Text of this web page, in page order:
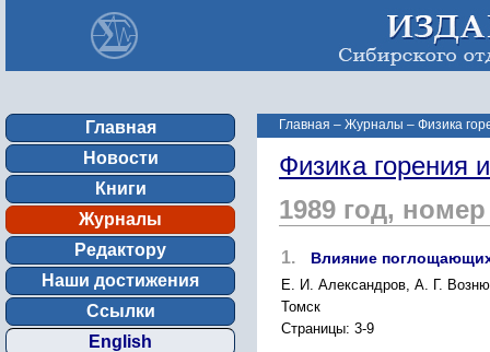
Главная
Новости
Книги
Журналы
Редактору
Наши достижения
Ссылки
English
Главная – Журналы – Физика
Физика горения
1989 год,
1. Влияние
Е. И. Александров, А. Г.
Томск
Страницы: 3-9